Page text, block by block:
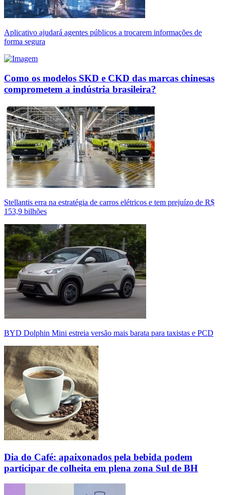
Aplicativo ajudará agentes públicos a trocarem informações de
forma segura
Como os modelos SKD e CKD das marcas chinesas
comprometem a indústria brasileira?
Stellantis erra na estratégia de carros elétricos e tem prejuízo de R$
153,9 bilhões
BYD Dolphin Mini estreia versão mais barata para taxistas e PCD
Dia do Café: apaixonados pela bebida podem
participar de colheita em plena zona Sul de BH